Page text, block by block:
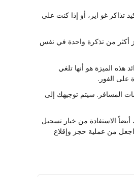
غو اير، أو إذا كنت على
أكثر من تذكرة واحدة في نفس
هذه الميزة هو أنها تلغي
على الفور.
المسافر. سيتم توجيهك إلى
الاستفادة من خيار تسجيل
الوقت في المطار. كما بإمكانك استخدام ميزة الحجز بلمسة واحدة لحجز الرحلات خلال 60 ثانية. اجعل من عملية حجز وإقلاع